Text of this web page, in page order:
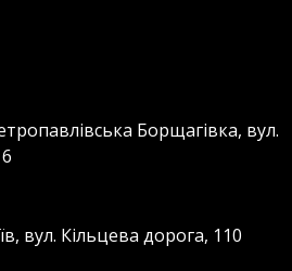
Борщагівка, вул.
вул. Кільцева дорога, 110